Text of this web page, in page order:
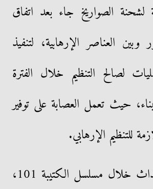
لشحنة الصواريخ جاء بعد اتفاق
العناصر الإرهابية، لتنفيذ
لصالح التنظيم خلال الفترة
حيث تعمل العصابة على توفير
للتنظيم الإرهابي.
وتتصاعد الأحداث خلال مسلسل الكتيبة 101،